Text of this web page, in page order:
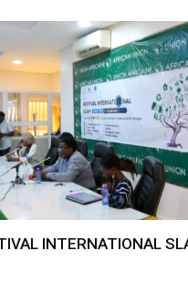
INTERNATIONAL